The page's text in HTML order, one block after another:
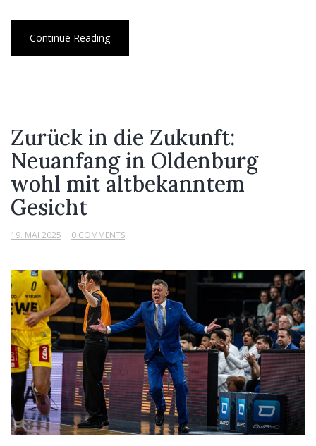
Continue Reading
Zurück in die Zukunft:
Neuanfang in Oldenburg
wohl mit altbekanntem
Gesicht
19. MAI 2025 0 COMMENTS